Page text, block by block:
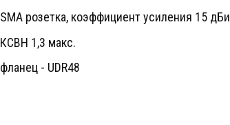
SMA розетка, коэффициент усиления 15 дБи
КСВН 1,3 макс.
фланец - UDR48